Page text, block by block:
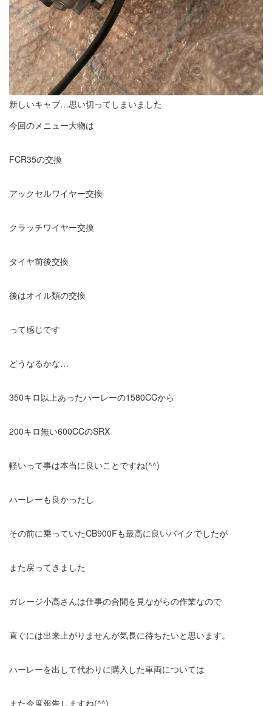
新しいキャブ…思い切ってしまいました
今回のメニュー大物は
FCR35の交換
アックセルワイヤー交換
クラッチワイヤー交換
タイヤ前後交換
後はオイル類の交換
って感じです
どうなるかな…
350キロ以上あったハーレーの1580CCから
200キロ無い600CCのSRX
軽いって事は本当に良いことですね(^^)
ハーレーも良かったし
その前に乗っていたCB900Fも最高に良いバイクでしたが
また戻ってきました
ガレージ小高さんは仕事の合間を見ながらの作業なので
直ぐには出来上がりませんが気長に待ちたいと思います。
ハーレーを出して代わりに購入した車両については
また今度報告しますね(^^)